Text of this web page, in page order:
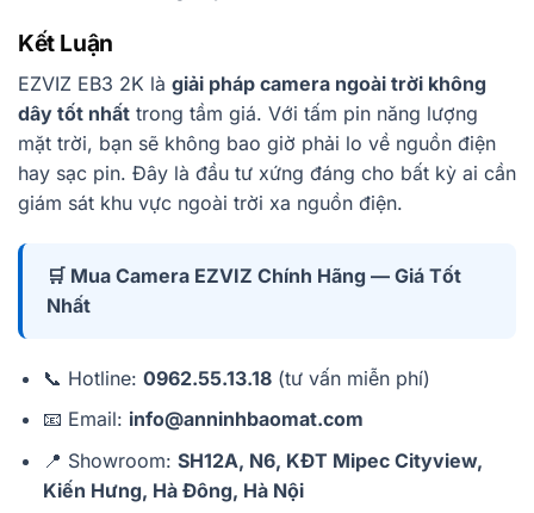
Kết Luận
EZVIZ EB3 2K là giải pháp camera ngoài trời không
dây tốt nhất trong tầm giá. Với tấm pin năng lượng
mặt trời, bạn sẽ không bao giờ phải lo về nguồn điện
hay sạc pin. Đây là đầu tư xứng đáng cho bất kỳ ai cần
giám sát khu vực ngoài trời xa nguồn điện.
🛒 Mua Camera EZVIZ Chính Hãng — Giá Tốt
Nhất
📞 Hotline: 0962.55.13.18(tư vấn miễn phí)
📧 Email: info@anninhbaomat.com
📍 Showroom: SH12A, N6, KĐT Mipec Cityview,
Kiến Hưng, Hà Đông, Hà Nội